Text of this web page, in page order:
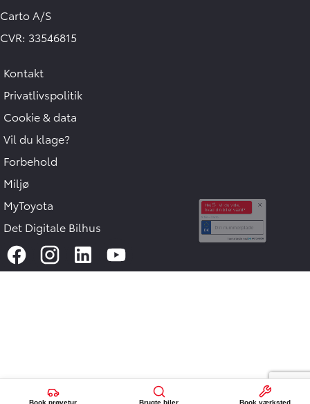
Book prøvetur Brugte biler Book værksted
Carto A/S
CVR: 33546815
Kontakt
Privatlivspolitik
Cookie & data
Vil du klage?
Forbehold
Miljø
MyToyota
Det Digitale Bilhus